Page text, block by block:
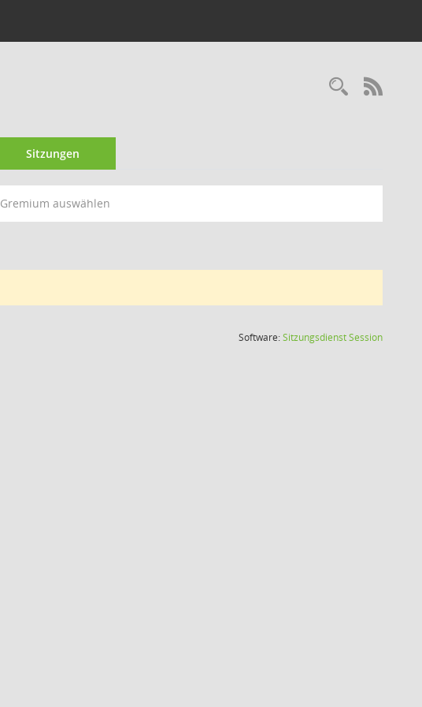
Sitzungen
Gremium auswählen
Software:SitzungsdienstSession(Wird in